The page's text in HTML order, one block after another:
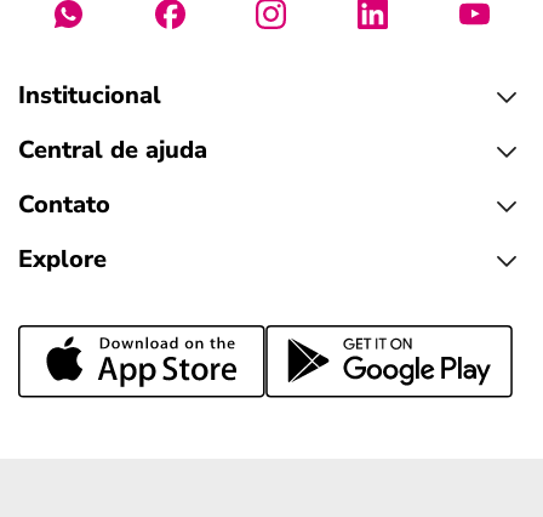
Institucional
Central de ajuda
Contato
Explore